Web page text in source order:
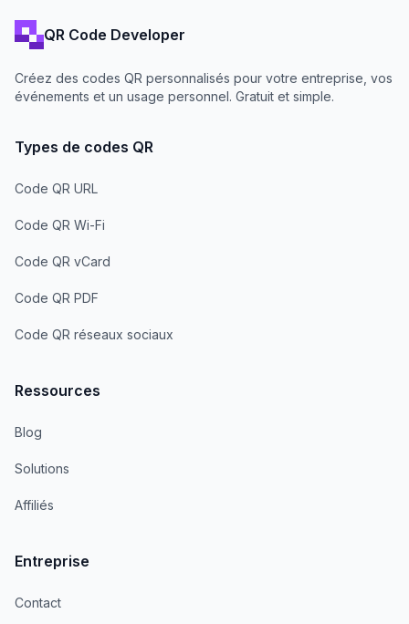
QR Code Developer
Créez des codes QR personnalisés pour votre entreprise, vos
événements et un usage personnel. Gratuit et simple.
Types de codes QR
Code QR URL
Code QR Wi-Fi
Code QR vCard
Code QR PDF
Code QR réseaux sociaux
Ressources
Blog
Solutions
Affiliés
Entreprise
Contact